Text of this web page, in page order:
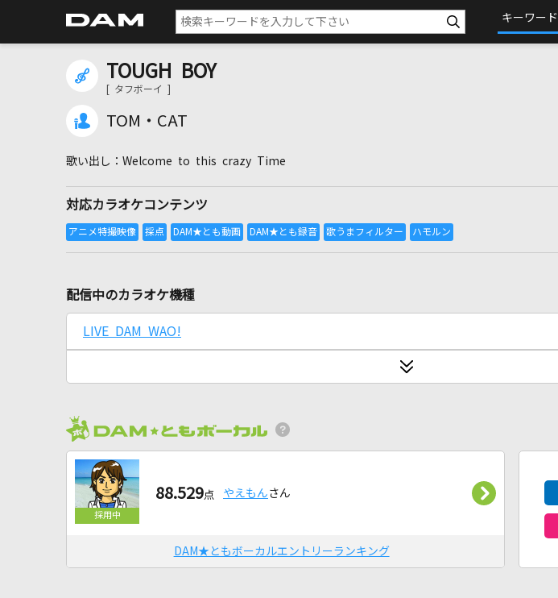
キーワード
TOUGH BOY
[ タフボーイ ]
TOM・CAT
Welcome to this crazy Time
対応カラオケコンテンツ
配信中のカラオケ機種
LIVE DAM WAO!
88.529点 やえもん さん
DAM★ともボーカルエントリーランキング